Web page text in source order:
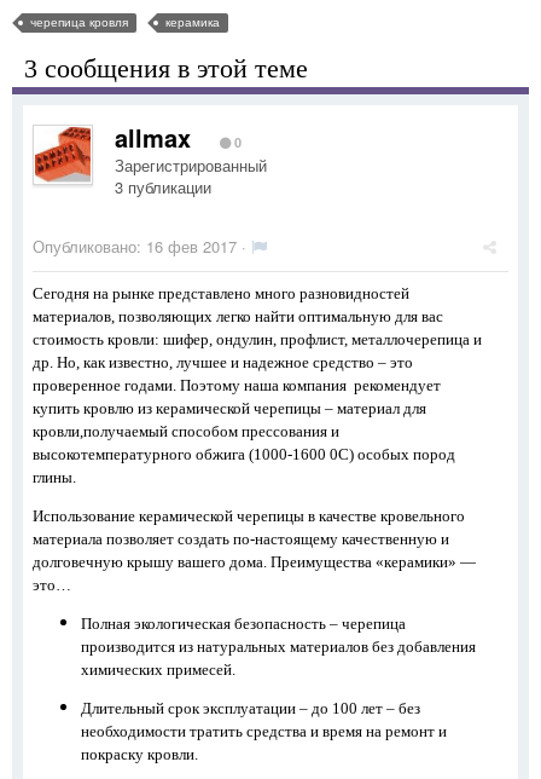
черепица кровля керамика
3 сообщения в этой теме
allmax 0
Зарегистрированный
3 публикации
Опубликовано: 16 фев 2017 ·
Сегодня на рынке представлено много разновидностей
материалов, позволяющих легко найти оптимальную для вас
стоимость кровли: шифер, ондулин, профлист, металлочерепица и
др. Но, как известно, лучшее и надежное средство – это
проверенное годами. Поэтому наша компания рекомендует
купить кровлю из керамической черепицы – материал для
кровли,получаемый способом прессования и
высокотемпературного обжига (1000-1600 0С) особых пород
глины.
Использование керамической черепицы в качестве кровельного
материала позволяет создать по-настоящему качественную и
долговечную крышу вашего дома. Преимущества «керамики» —
это…
Полная экологическая безопасность – черепица
производится из натуральных материалов без добавления
химических примесей.
Длительный срок эксплуатации – до 100 лет – без
необходимости тратить средства и время на ремонт и
покраску кровли.